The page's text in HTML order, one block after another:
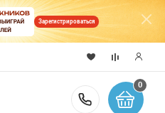
Зарегистрироваться
0